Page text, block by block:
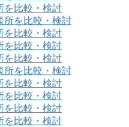
を比較・検討
所を比較・検討
を比較・検討
を比較・検討
を比較・検討
所を比較・検討
を比較・検討
を比較・検討
を比較・検討
を比較・検討